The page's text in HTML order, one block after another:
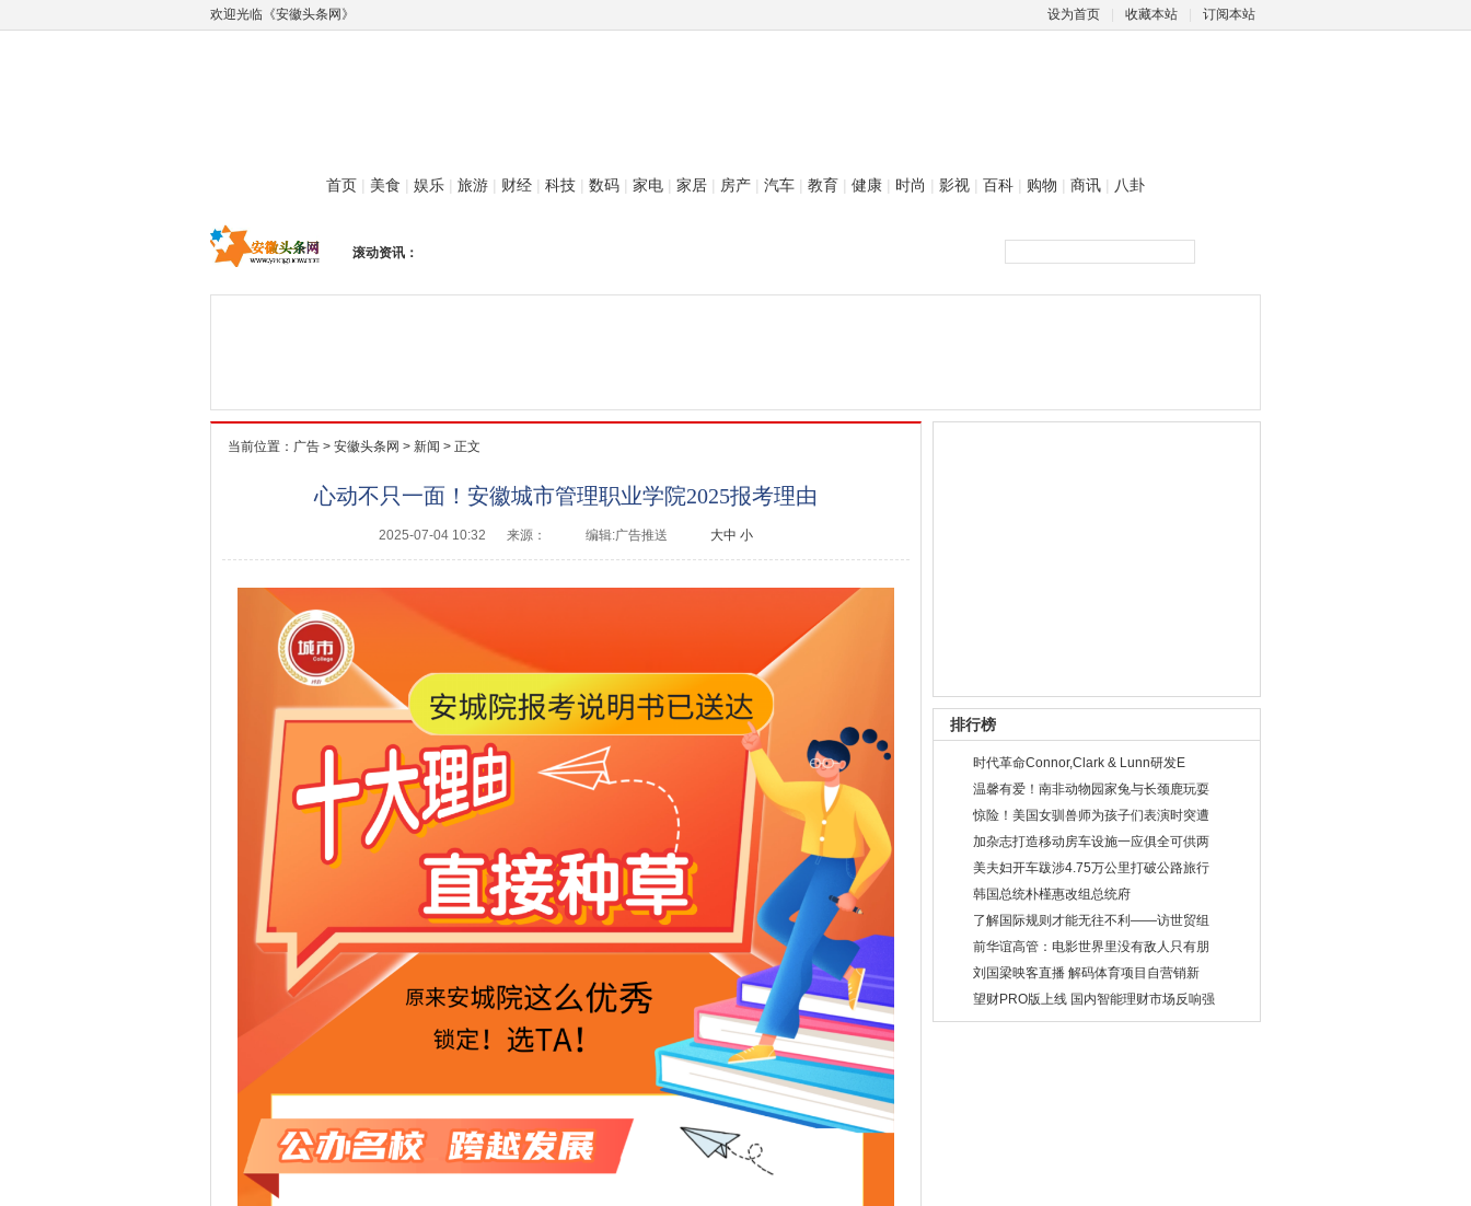
欢迎光临《安徽头条网》 设为首页 收藏本站 订阅本站
首页 | 美食 | 娱乐 | 旅游 | 财经 | 科技 | 数码 | 家电 | 家居 | 房产 | 汽车 | 教育 | 健康 | 时尚 | 影视 | 百科 | 购物 | 商讯 | 八卦
滚动资讯：
当前位置： 广告 > 安徽头条网 > 新闻 > 正文
心动不只一面！安徽城市管理职业学院2025报考理由
2025-07-04 10:32 来源： 编辑:广告推送 大中 小
排行榜
时代革命Connor,Clark & Lunn研发E
温馨有爱！南非动物园家兔与长颈鹿玩耍
惊险！美国女驯兽师为孩子们表演时突遭
加杂志打造移动房车设施一应俱全可供两
美夫妇开车跋涉4.75万公里打破公路旅行
韩国总统朴槿惠改组总统府
了解国际规则才能无往不利——访世贸组
前华谊高管：电影世界里没有敌人只有朋
刘国梁映客直播 解码体育项目自营销新
望财PRO版上线 国内智能理财市场反响强